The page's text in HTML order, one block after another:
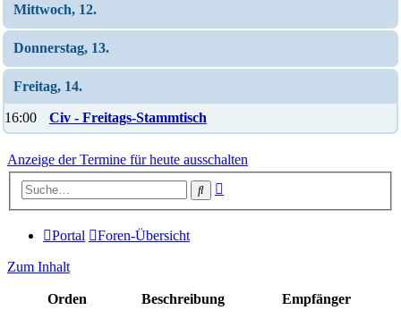
Mittwoch, 12.
Donnerstag, 13.
Freitag, 14.
16:00 Civ - Freitags-Stammtisch
Anzeige der Termine für heute ausschalten
Suche
Portal Foren-Übersicht
Zum Inhalt
Orden Beschreibung Empfänger